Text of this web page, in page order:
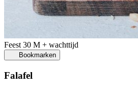
Feest30 M + wachttijd
Bookmarken
Falafel